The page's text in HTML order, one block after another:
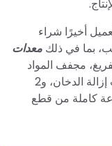
أخيرًا شراء
بما في ذلك معدات
مجفف المواد
الدخان، و2
كاملة من قطع